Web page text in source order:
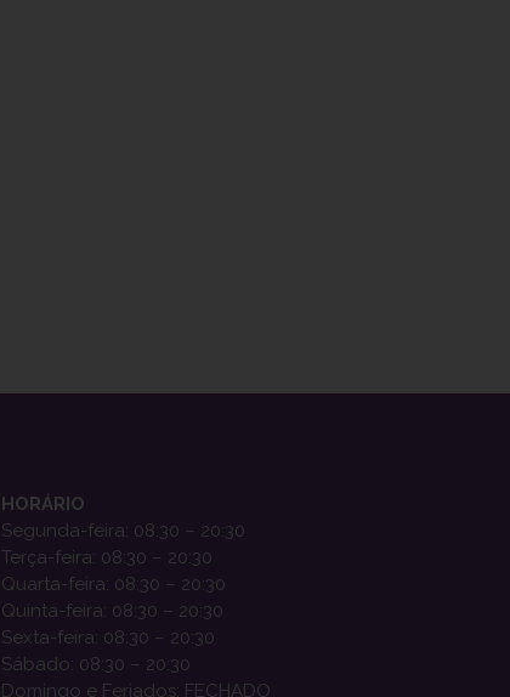
HORÁRIO
Segunda-feira: 08:30 – 20:30
Terça-feira: 08:30 – 20:30
Quarta-feira: 08:30 – 20:30
Quinta-feira: 08:30 – 20:30
Sexta-feira: 08:30 – 20:30
Sábado: 08:30 – 20:30
Domingo e Feriados: FECHADO